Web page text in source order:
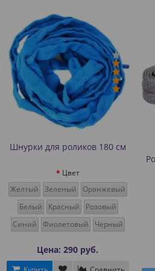
Шнурки для роликов 180 см
Цвет
Желтый
Зеленый
Оранжевый
Белый
Красный
Розовый
Синий
Фиолетовый Черный
Цена: 290 руб.